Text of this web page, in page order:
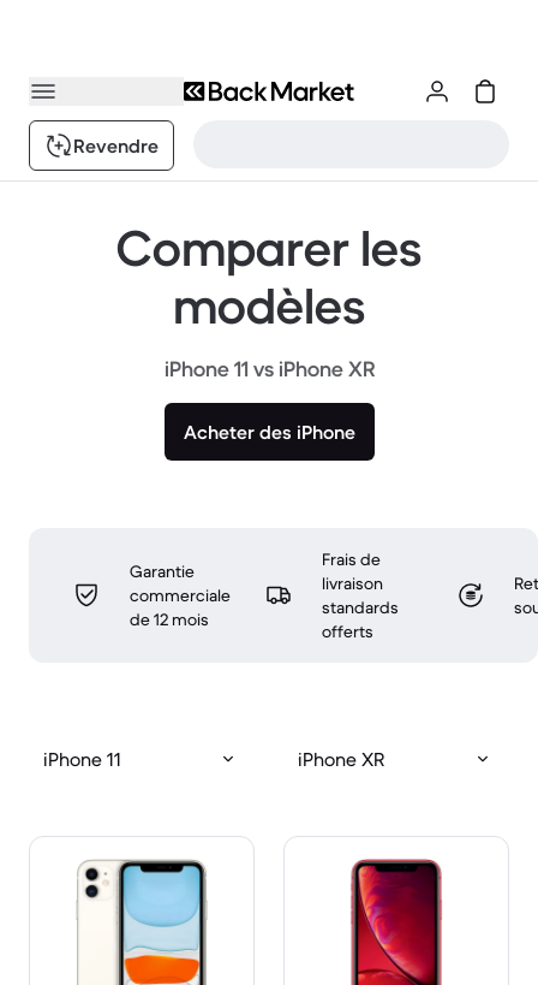
Revendre
Comparer les
modèles
iPhone 11 vs iPhone XR
Acheter des iPhone
Garantie
commerciale
de 12 mois
Frais de
livraison
standards
offerts
iPhone 11 iPhone XR